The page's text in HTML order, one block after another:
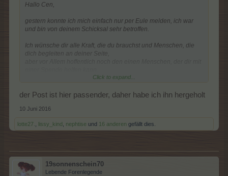
Hallo Cen,
gestern konnte ich mich einfach nur per Eule melden, ich war
und bin von deinem Schicksal sehr betroffen.
Ich wünsche dir alle Kraft, die du brauchst und Menschen, die
dich begleiten an deiner Seite,
Click to expand...
der Post ist hier passender, daher habe ich ihn hergeholt
10 Juni 2016
lotte27. lissy_kind nephtise und 16 anderen gefällt dies.
19sonnenschein70
Lebende Forenlegende